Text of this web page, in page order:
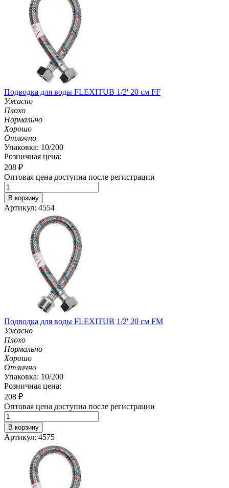
Подводка для воды FLEXITUB 1/2' 20 см FF
Ужасно
Плохо
Нормально
Хорошо
Отлично
Упаковка: 10/200
Розничная цена:
208 ₽
Оптовая цена доступна после регистрации
В корзину
Артикул: 4554
Подводка для воды FLEXITUB 1/2' 20 см FM
Ужасно
Плохо
Нормально
Хорошо
Отлично
Упаковка: 10/200
Розничная цена:
208 ₽
Оптовая цена доступна после регистрации
В корзину
Артикул: 4575